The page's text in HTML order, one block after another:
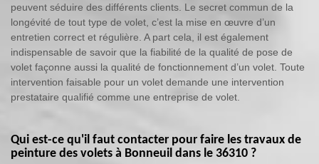
peuvent séduire des différents clients. Le secret commun de la
longévité de tout type de volet, c’est la mise en œuvre d’un
entretien correct et régulière. A part cela, il est également
indispensable de savoir que la fiabilité de la qualité de pose de
volet façonne aussi la qualité de fonctionnement d’un volet. Toute
intervention faisable pour un volet demande une intervention
prestataire qualifié comme une entreprise de volet.
Qui est-ce qu'il faut contacter pour faire les travaux de
peinture des volets à Bonneuil dans le 36310 ?